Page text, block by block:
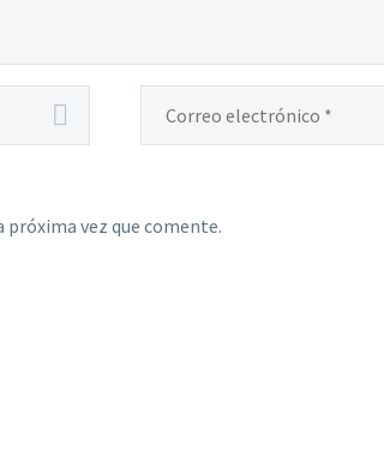
vez que comente.